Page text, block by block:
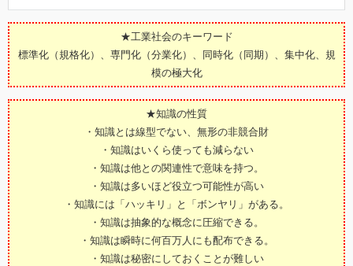
★工業社会のキーワード
標準化（規格化）、専門化（分業化）、同時化（同期）、集中化、規
模の極大化
★知識の性質
・知識とは線型でない、無形の非競合財
・知識はいくら使っても減らない
・知識は他との関連性で意味を持つ。
・知識は多いほど役立つ可能性が高い
・知識には「ハッキリ」と「ボンヤリ」がある。
・知識は抽象的な概念に圧縮できる。
・知識は瞬時に何百万人にも配布できる。
・知識は秘密にしておくことが難しい